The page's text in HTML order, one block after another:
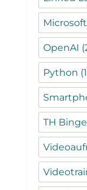
Microsoft
OpenAI
Python
TH